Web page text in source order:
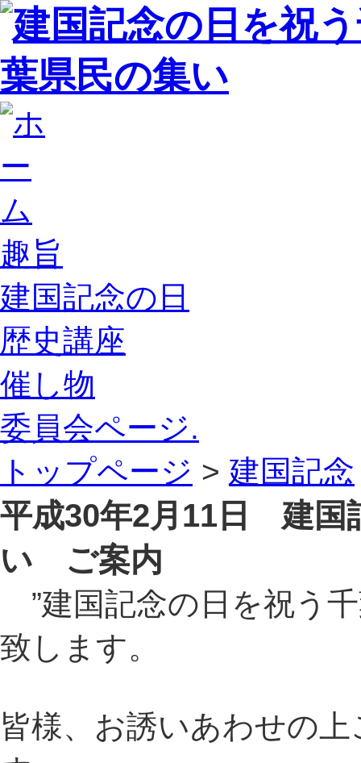
趣旨
建国記念の日
歴史講座
催し物
委員会ページ.
トップページ > 建国記念
平成30年2月11日 建国
い ご案内
”建国記念の日を祝う
致します。
皆様、お誘いあわせの